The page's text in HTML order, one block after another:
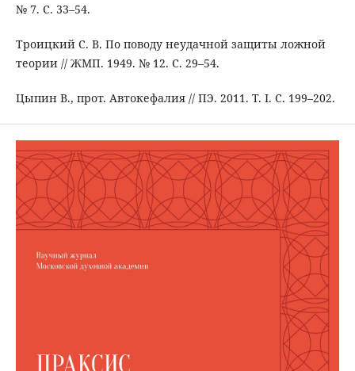
№ 7. С. 33–54.
Троицкий С. В. По поводу неудачной защиты ложной
теории // ЖМП. 1949. № 12. С. 29–54.
Цыпин В., прот. Автокефалия // ПЭ. 2011. Т. I. С. 199–202.